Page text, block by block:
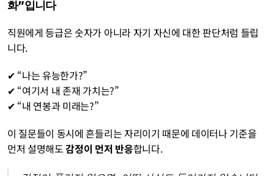
화”입니다
직원에게 등급은 숫자가 아니라 자기 자신에 대한 판단처럼 들립
니다.
✔︎ “나는 유능한가?”
✔︎ “여기서 내 존재 가치는?”
✔︎ “내 연봉과 미래는?”
이 질문들이 동시에 흔들리는 자리이기 때문에 데이터나 기준을
먼저 설명해도 감정이 먼저 반응합니다.